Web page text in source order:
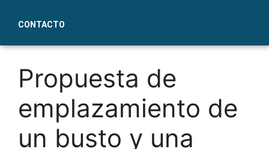
CONTACTO
Propuesta de
emplazamiento de
un busto y una